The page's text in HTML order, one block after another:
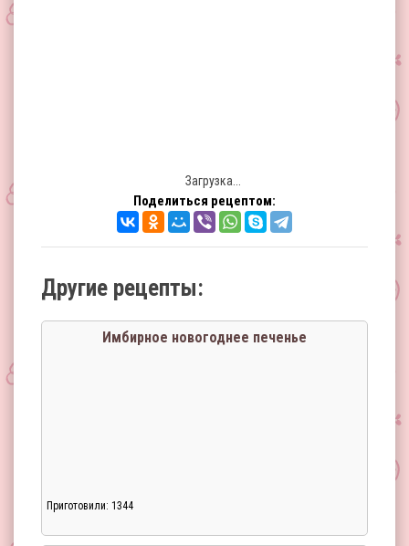
Загрузка...
Поделиться рецептом:
Другие рецепты:
Имбирное новогоднее печенье
Приготовили: 1344